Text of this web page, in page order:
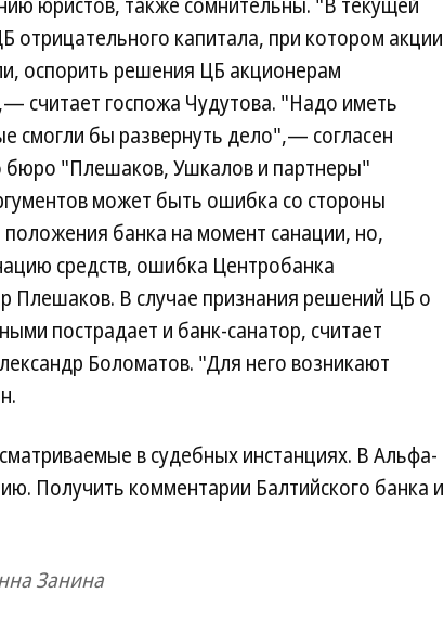
отрицательного капитала, при котором акции
оспорить решения ЦБ акционерам
считает госпожа Чудутова. "Надо иметь
смогли бы развернуть дело",— согласен
бюро "Плешаков, Ушкалов и партнеры"
может быть ошибка со стороны
банка на момент санации, но,
средств, ошибка Центробанка
Плешаков. В случае признания решений ЦБ о
пострадает и банк-санатор, считает
Боломатов. "Для него возникают
в судебных инстанциях. В Альфа-
Получить комментарии Балтийского банка и
Занина